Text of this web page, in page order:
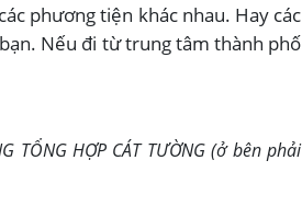
phương tiện khác nhau. Hay các
Nếu đi từ trung tâm thành phố
TỔNG HỢP CÁT TƯỜNG (ở bên phải